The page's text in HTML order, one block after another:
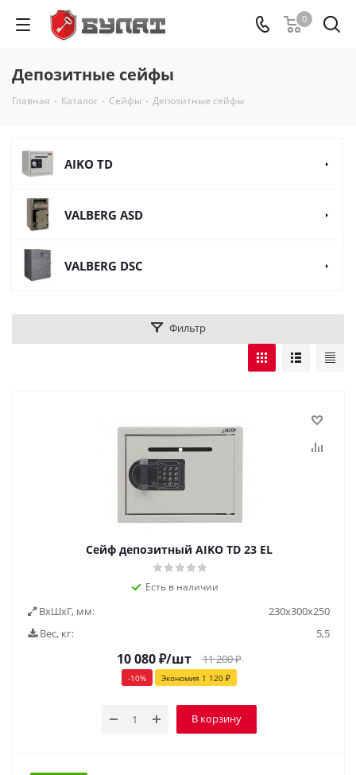
0
Депозитные сейфы
Главная - Каталог - Сейфы - Депозитные сейфы
AIKO TD
VALBERG ASD
VALBERG DSC
Фильтр
Сейф депозитный AIKO TD 23 EL
Есть в наличии
ВxШxГ, мм:
230х300х250
Вес, кг:
5,5
10 080₽/шт 11 200₽
-10% Экономия 1 120₽
В корзину